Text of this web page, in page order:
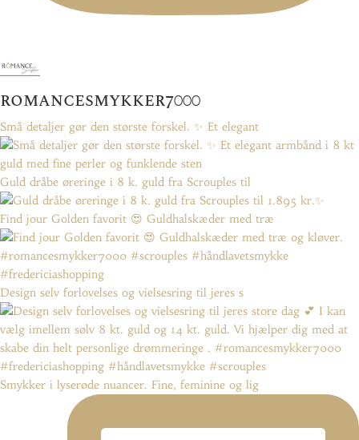
romancesmykker7000
Små detaljer gør den største forskel. ✨ Et elegant
Guld dråbe øreringe i 8 k. guld fra Scrouples til
Find jour Golden favorit 😍 Guldhalskæder med træ
Design selv forlovelses og vielsesring til jeres s
Smykker i lyserøde nuancer. Fine, feminine og lig